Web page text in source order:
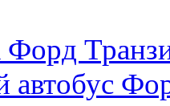
автобус